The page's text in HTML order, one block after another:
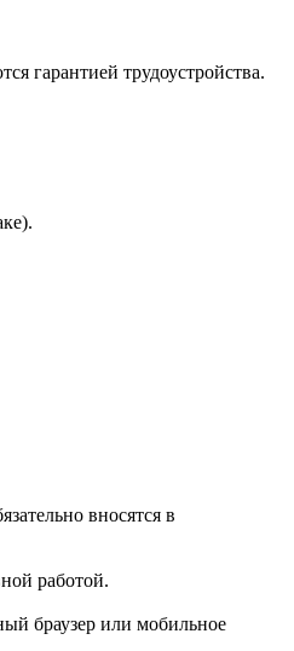
гарантией трудоустройства.
вносятся в
работой.
браузер или мобильное